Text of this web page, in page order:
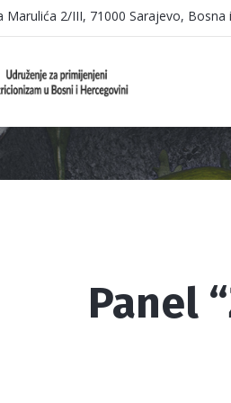
Marulića 2/III, 71000 Sarajevo, Bosna
Panel